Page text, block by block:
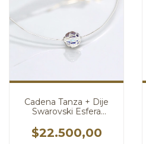
Cadena Tanza + Dije
Swarovski Esfera
cod4383
$22.500,00